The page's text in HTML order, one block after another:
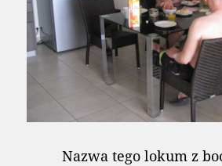
Nazwa tego lokum z